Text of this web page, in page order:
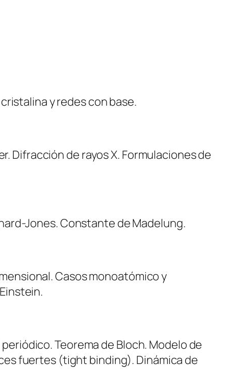
y redes con base.
Difracción de rayos X. Formulaciones de
Jones. Constante de Madelung.
Casos monoatómico y
Teorema de Bloch. Modelo de
fuertes (tight binding). Dinámica de